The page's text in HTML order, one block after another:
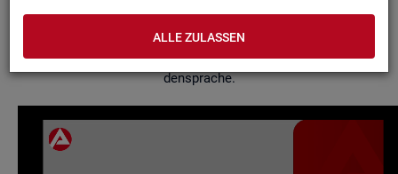
ALLE ZULASSEN
Er­klä­rung zur Bar­rie­re­frei­heit
Hier fin­den Sie un­se­re Er­klä­rung zur Bar­rie­re­frei­heit in Ge­bär­
den­spra­che.